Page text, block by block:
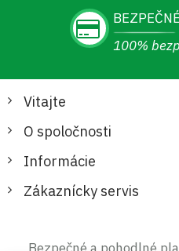
100%
Vitajte
O spoločnosti
Informácie
Zákaznícky servis
Bezpečné a pohodlné